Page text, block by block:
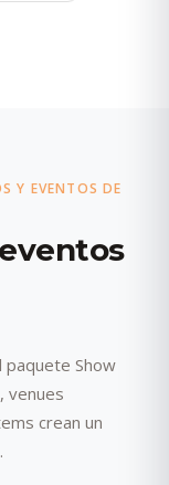
Y EVENTOS DE
paquete Show
venues
crean un